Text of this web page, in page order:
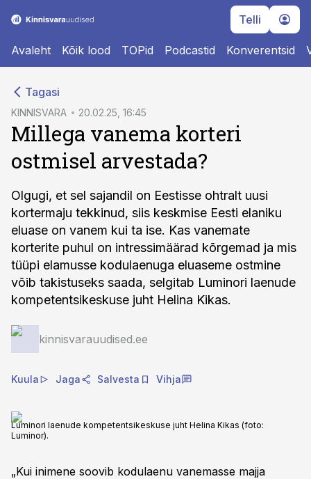
Telli
Avaleht Kõik lood TOPid Podcastid Konverentsid
Tagasi
KINNISVARA 20.02.25, 16:45
Millega vanema korteri
ostmisel arvestada?
Olgugi, et sel sajandil on Eestisse ohtralt uusi
kortermaju tekkinud, siis keskmise Eesti elaniku
eluase on vanem kui ta ise. Kas vanemate
korterite puhul on intressimäärad kõrgemad ja mis
tüüpi elamusse kodulaenuga eluaseme ostmine
võib takistuseks saada, selgitab Luminori laenude
kompetentsikeskuse juht Helina Kikas.
kinnisvarauudised.ee
Kuula Jaga Salvesta Vihja
Luminori laenude kompetentsikeskuse juht Helina Kikas (foto:
Luminor).
„Kui inimene soovib kodulaenu vanemasse majja